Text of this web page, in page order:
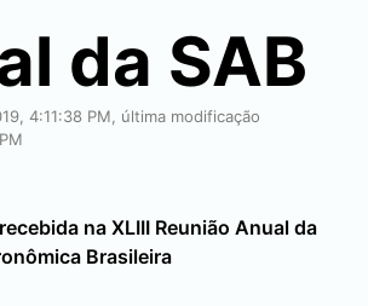
da SAB
4:11:38 PM, última modificação
na XLIII Reunião Anual da
Brasileira